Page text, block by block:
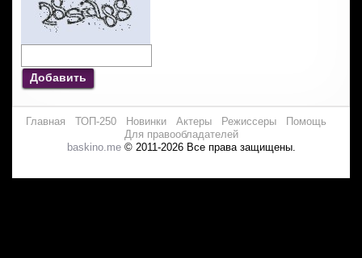
Добавить
Главная ТОП-250 Новинки Актеры Режиссеры
Помощь
Для правообладателей
baskino.me© 2011-2026 Все права защищены.